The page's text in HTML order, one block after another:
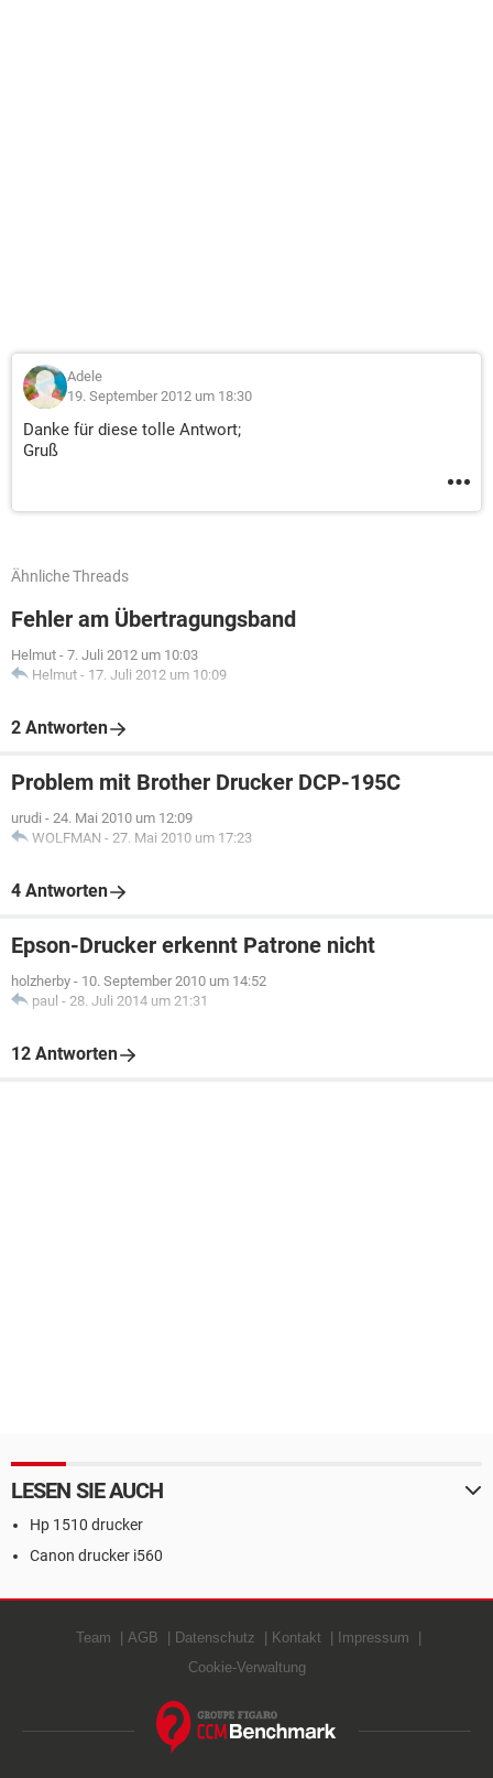
Adele
19. September 2012 um 18:30
Danke für diese tolle Antwort;
Gruß
Ähnliche Threads
Fehler am Übertragungsband
Helmut - 7. Juli 2012 um 10:03
Helmut - 17. Juli 2012 um 10:09
2 Antworten
Problem mit Brother Drucker DCP-195C
urudi - 24. Mai 2010 um 12:09
WOLFMAN - 27. Mai 2010 um 17:23
4 Antworten
Epson-Drucker erkennt Patrone nicht
holzherby - 10. September 2010 um 14:52
paul - 28. Juli 2014 um 21:31
12 Antworten
LESEN SIE AUCH
Hp 1510 drucker
Canon drucker i560
Team AGB Datenschutz Kontakt
Impressum
Cookie-Verwaltung